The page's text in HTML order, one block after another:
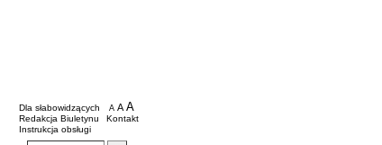
BIP - Szkoły i placówki wychowawcze
Menu dodatkowe
Dla słabowidzących A pomniejsz czcionkę
A standardowy rozmiar czcionki
A
Redakcja Biuletynu
Kontakt
Instrukcja obsługi